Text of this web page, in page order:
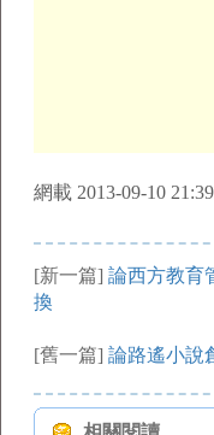
網載 2013-09-10
[新一篇] 論西方教育
換
[舊一篇] 論路遙小說